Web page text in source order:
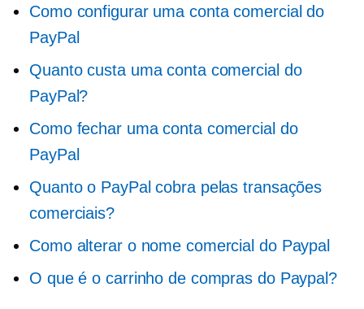
Como configurar uma conta comercial do
PayPal
Quanto custa uma conta comercial do
PayPal?
Como fechar uma conta comercial do
PayPal
Quanto o PayPal cobra pelas transações
comerciais?
Como alterar o nome comercial do Paypal
O que é o carrinho de compras do Paypal?